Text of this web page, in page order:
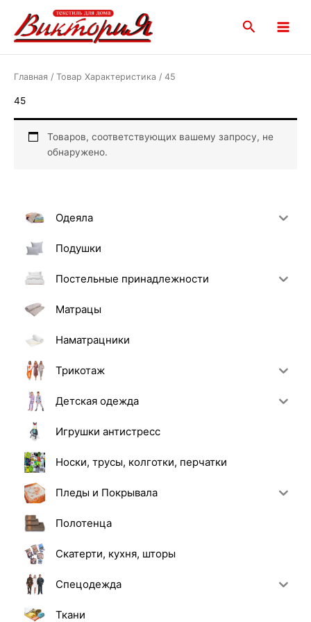
содержимому
Поиск
Menu
Одеяла
Подушки
Постельные принадлежности
Матрацы
Наматрацники
Трикотаж
Детская одежда
Игрушки антистресс
Носки, трусы, колготки, перчатки
Пледы и Покрывала
Полотенца
Скатерти, кухня, шторы
Спецодежда
Ткани
Главная / Товар Характеристика / 45
45
Товаров, соответствующих вашему запросу, не
обнаружено.